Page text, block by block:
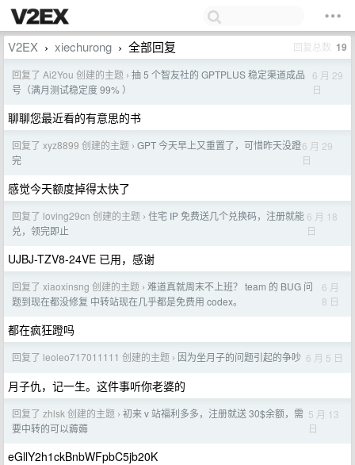
V2EX › xiechurong › 全部回复 回复总数 19
回复了 Ai2You 创建的主题 › 抽 5 个智友社的 GPTPLUS 稳定渠道成品
号（满月测试稳定度 99% ）
6 月 29
日
聊聊您最近看的有意思的书
回复了 xyz8899 创建的主题 › GPT 今天早上又重置了，可惜昨天没蹬
完
6 月 29
日
感觉今天额度掉得太快了
回复了 loving29cn 创建的主题 › 住宅 IP 免费送几个兑换码，注册就能
兑，领完即止
6 月 18
日
UJBJ-TZV8-24VE 已用，感谢
回复了 xiaoxinsng 创建的主题 › 难道真就周末不上班？ team 的 BUG 问
题到现在都没修复 中转站现在几乎都是免费用 codex。
6 月
8 日
都在疯狂蹬吗
回复了 leoleo717011111 创建的主题 › 因为坐月子的问题引起的争吵 6 月 5 日
月子仇，记一生。这件事听你老婆的
回复了 zhlsk 创建的主题 › 初来 v 站福利多多，注册就送 30$余额，需
要中转的可以薅薅
5 月 13
日
eGllY2h1ckBnbWFpbC5jb20K